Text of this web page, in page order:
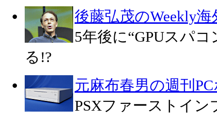
後藤弘茂のWeekly
5年後に“GPUスパ
る!?
元麻布春男の週刊
PSXファーストイン